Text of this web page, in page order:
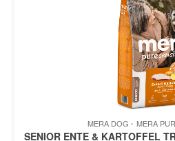
MERA DOG MERA
SENIOR ENTE & KARTOFFEL